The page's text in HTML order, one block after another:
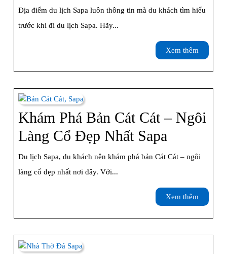
Địa
Lịch
Nên
Bỏ
Lỡ
Địa điểm du lịch Sapa luôn thông tin mà du khách tìm hiểu
trước khi đi du lịch Sapa. Hãy...
Xem thêm
thêm
Khám Phá Bản Cát Cát – Ngôi
Làng Cổ Đẹp Nhất Sapa
Phá
Cát
Cát
Du lịch Sapa, du khách nên khám phá bản Cát Cát – ngôi
làng cổ đẹp nhất nơi đây. Với...
Xem thêm
thêm